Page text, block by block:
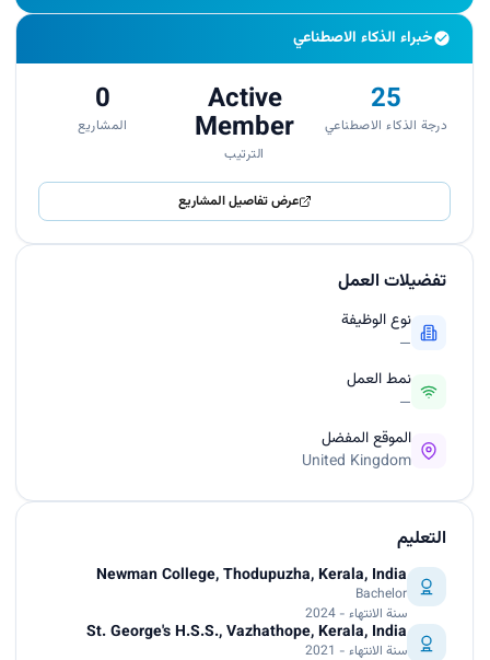
خبراء الذكاء الاصطناعي
25
درجة الذكاء الاصطناعي
Active
Member
الترتيب
0
المشاريع
عرض تفاصيل المشاريع
تفضيلات العمل
نوع الوظيفة
—
نمط العمل
—
الموقع المفضل
United Kingdom
التعليم
Newman College, Thodupuzha, Kerala, India
Bachelor
سنة الانتهاء - 2024
St. George's H.S.S., Vazhathope, Kerala, India
سنة الانتهاء - 2021